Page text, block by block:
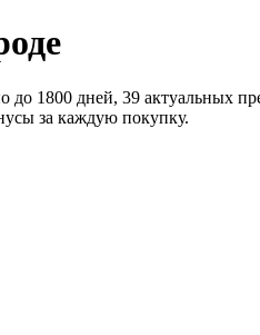
1800 дней, 39 актуальных
за каждую покупку.